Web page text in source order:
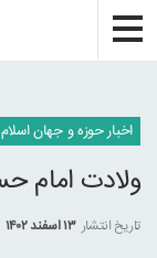
اخبار حوزه و جهان اسلام
ولادت امام
تاریخ انتشار ۱۳ اسفند ۱۴۰۲